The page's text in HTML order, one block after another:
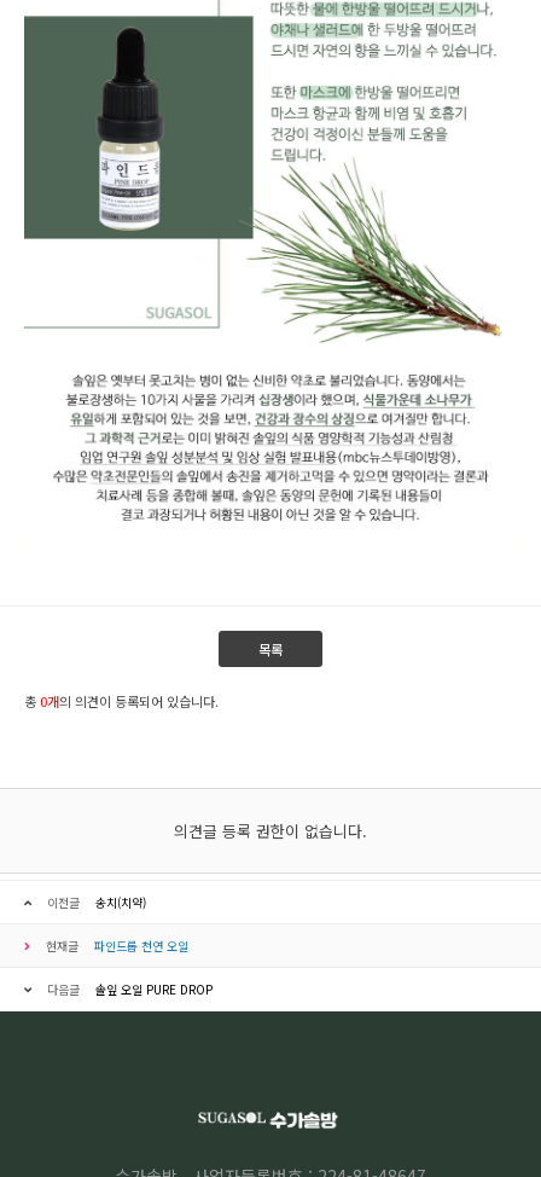
목록
총 0개의 의견이 등록되어 있습니다.
의견글 등록 권한이 없습니다.
이전글 송치(치약)
현재글 파인드롭 천연 오일
다음글 솔잎 오일 PURE DROP